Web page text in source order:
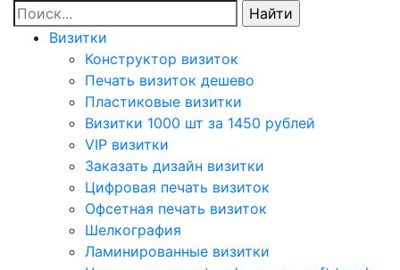
Визитки
Конструктор визиток
Печать визиток дешево
Пластиковые визитки
Визитки 1000 шт за 1450 рублей
VIP визитки
Заказать дизайн визитки
Цифровая печать визиток
Офсетная печать визиток
Шелкография
Ламинированные визитки